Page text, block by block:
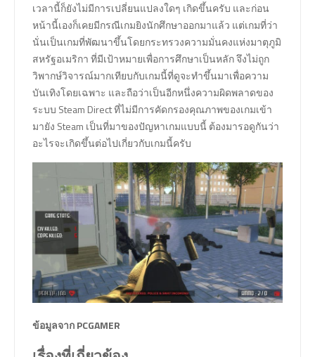
เวลานี้ก็ยังไม่มีการเปลี่ยนแปลงใดๆ เกิดขึ้นครับ และก่อน
หน้านี้เองก็เคยมีกรณีเกมยิงนักศึกษาออกมาแล้ว แต่เกมที่ว่า
นั่นเป็นเกมที่พัฒนาขึ้นโดยกระทรวงความมั่นคงแห่งมาตุภูมิ
สหรัฐอเมริกา ที่มีเป้าหมายเพื่อการศึกษาเป็นหลัก จึงไม่ถูก
วิพากษ์วิจารณ์มากเทียบกับเกมนี้ที่ดูจะทำขึ้นมาเพื่อความ
บันเทิงโดยเฉพาะ และถือว่าเป็นอีกหนึ่งความผิดพลาดของ
ระบบ Steam Direct ที่ไม่มีการคัดกรองคุณภาพของเกมเข้า
มายัง Steam เป็นที่มาของปัญหาเกมแบบนี้ ต้องมารอดูกันว่า
อะไรจะเกิดขึ้นต่อไปเกี่ยวกับเกมนี้ครับ
ข้อมูลจาก PCGAMER